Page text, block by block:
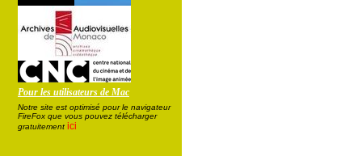
Pour les utilisateurs de Mac
Notre site est optimisé pour le navigateur
FireFox que vous pouvez télécharger
gratuitement ici